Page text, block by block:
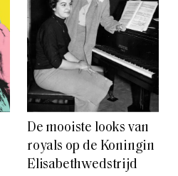
De mooiste looks van
royals op de Koningin
Elisabethwedstrijd